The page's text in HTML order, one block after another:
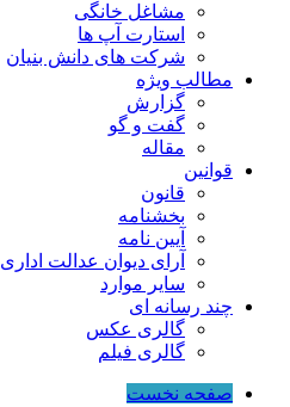
مشاغل خانگی
استارت آپ ها
شرکت های دانش بنیان
مطالب ویژه
گزارش
گفت و گو
مقاله
قوانین
قانون
بخشنامه
آیین نامه
آرای دیوان عدالت اداری
سایر موارد
چند رسانه ای
گالری عکس
گالری فیلم
صفحه نخست